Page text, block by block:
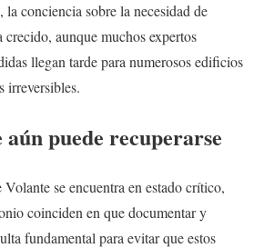
la conciencia sobre la necesidad de
crecido, aunque muchos expertos
llegan tarde para numerosos edificios
irreversibles.
aún puede recuperarse
se encuentra en estado crítico,
coinciden en que documentar y
fundamental para evitar que estos